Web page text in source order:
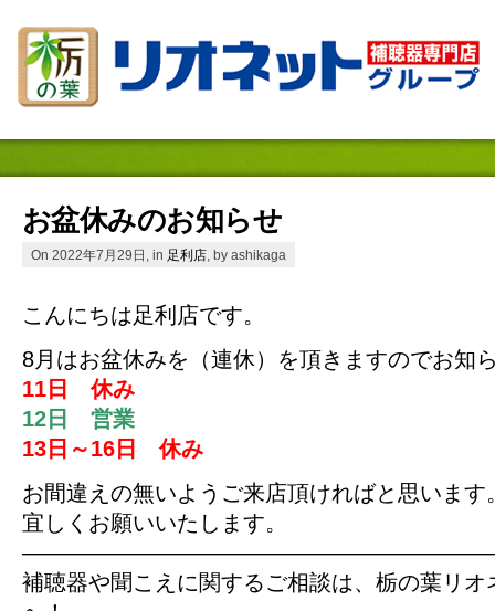
お盆休みのお知らせ
On 2022年7月29日, in 足利店 , by ashikaga
こんにちは足利店です。
8月はお盆休みを（連休）を頂きますのでお知
11日 休み
12日 営業
13日～16日 休み
お間違えの無いようご来店頂ければと思います
宜しくお願いいたします。
補聴器や聞こえに関するご相談は、栃の葉リオ